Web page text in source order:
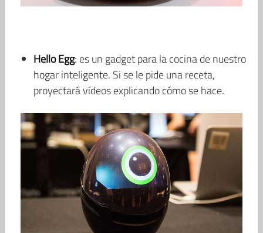
Hello Egg: es un gadget para la cocina de nuestro
hogar inteligente. Si se le pide una receta,
proyectará vídeos explicando cómo se hace.